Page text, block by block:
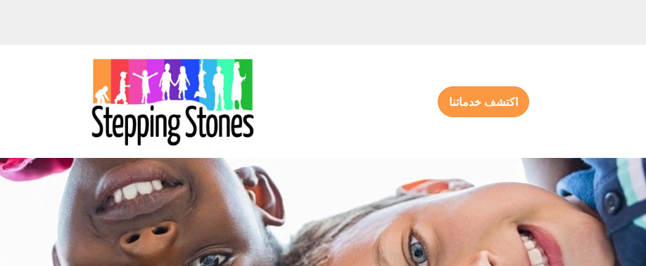
اكتشف خدماتنا